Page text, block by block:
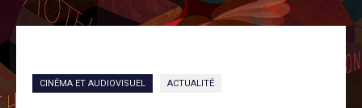
CINÉMA ET AUDIOVISUEL ACTUALITÉ